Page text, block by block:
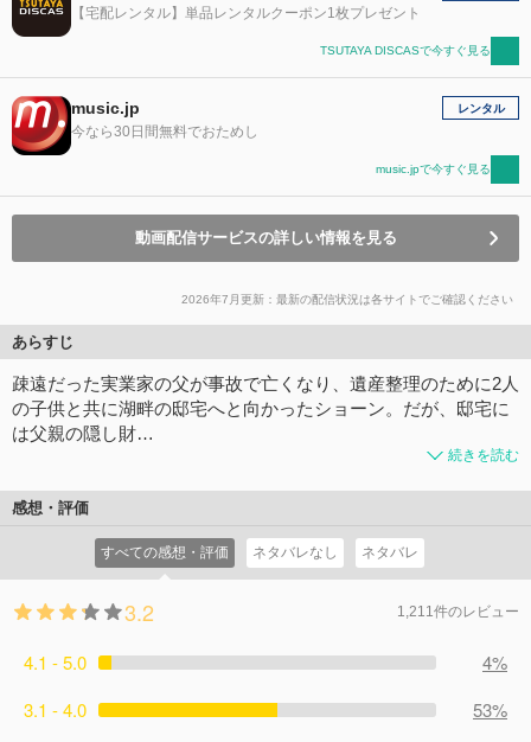
【宅配レンタル】単品レンタルクーポン1枚プレゼント
TSUTAYA DISCASで今すぐ見る
music.jp
今なら30日間無料でおためし
レンタル
music.jpで今すぐ見る
動画配信サービスの詳しい情報を見る
2026年7月更新：最新の配信状況は各サイトでご確認ください
あらすじ
疎遠だった実業家の父が事故で亡くなり、遺産整理のために2人
の子供と共に湖畔の邸宅へと向かったショーン。だが、邸宅に
は父親の隠し財…
続きを読む
感想・評価
すべての感想・評価 ネタバレなし ネタバレ
3.2 1,211件のレビュー
4.1 - 5.0
4%
3.1 - 4.0
53%